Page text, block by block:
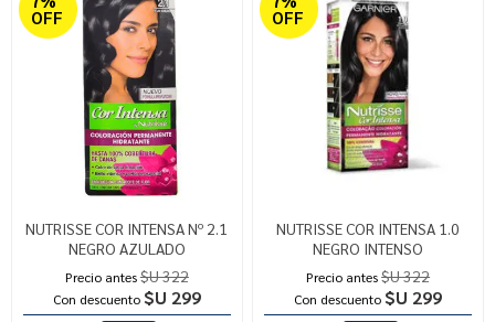
OFF
NUTRISSE COR INTENSA Nº 2.1
NEGRO AZULADO
Precio antes$U 322
Con descuento $U 299
OFF
NUTRISSE COR INTENSA 1.0
NEGRO INTENSO
Precio antes$U 322
Con descuento $U 299